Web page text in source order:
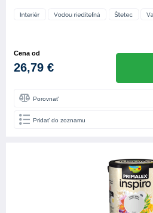
Cena od
26,79 €
Porovnať
Pridať do zoznamu